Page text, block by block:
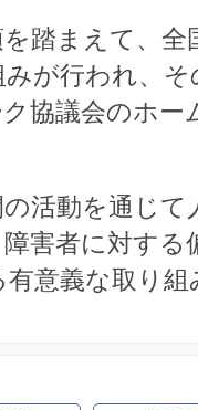
踏まえて、全
が行われ、そ
協議会のホー
活動を通じて
害者に対する
意義な取り